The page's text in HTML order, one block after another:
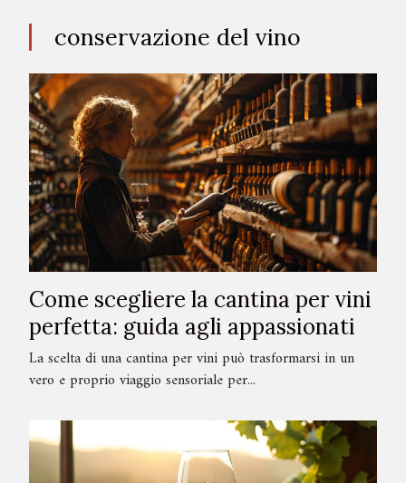
conservazione del vino
Come scegliere la cantina per vini
perfetta: guida agli appassionati
La scelta di una cantina per vini può trasformarsi in un
vero e proprio viaggio sensoriale per...